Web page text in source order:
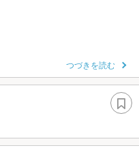
つづきを読む